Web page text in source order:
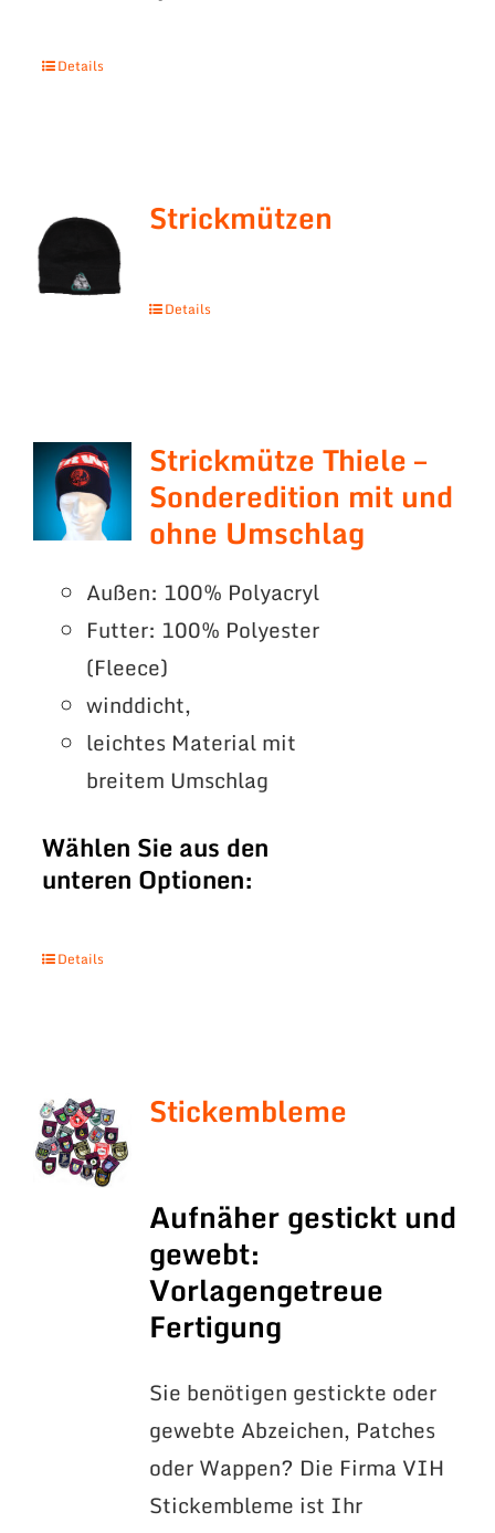
Details
Strickmützen
Details
Strickmütze Thiele –
Sonderedition mit und
ohne Umschlag
Außen: 100% Polyacryl
Futter: 100% Polyester
(Fleece)
winddicht,
leichtes Material mit
breitem Umschlag
Wählen Sie aus den
unteren Optionen:
Details
Stickembleme
Aufnäher gestickt und
gewebt:
Vorlagengetreue
Fertigung
Sie benötigen gestickte oder
gewebte Abzeichen, Patches
oder Wappen? Die Firma VIH
Stickembleme ist Ihr